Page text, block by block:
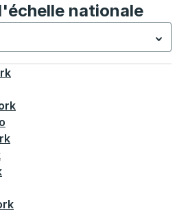
nationale
New York.La sélection est